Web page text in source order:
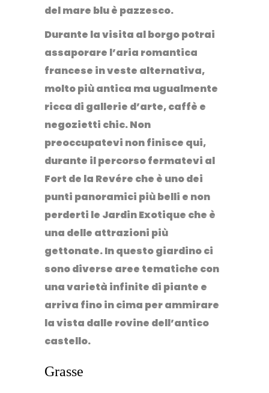
del mare blu è pazzesco.
Durante la visita al borgo potrai
assaporare l’aria romantica
francese in veste alternativa,
molto più antica ma ugualmente
ricca di gallerie d’arte, caffè e
negozietti chic. Non
preoccupatevi non finisce qui,
durante il percorso fermatevi al
Fort de la Revére che è uno dei
punti panoramici più belli e non
perderti le Jardin Exotique che è
una delle attrazioni più
gettonate. In questo giardino ci
sono diverse aree tematiche con
una varietà infinite di piante e
arriva fino in cima per ammirare
la vista dalle rovine dell’antico
castello.
Grasse